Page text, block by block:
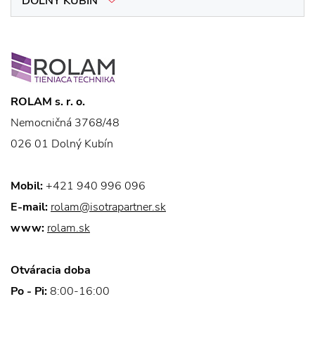
ROLAM s. r. o.
Nemocničná 3768/48
026 01 Dolný Kubín
Mobil: +421 940 996 096
E-mail: rolam@isotrapartner.sk
www: rolam.sk
Otváracia doba
Po - Pi:8:00-16:00